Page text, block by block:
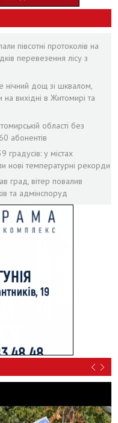
півсотні протоколів на
перевезення лісу з
нічний дощ зі шквалом,
вихідні в Житомирі та
області без
абонентів
градусів: у містах
нові температурні рекорди
град, вітер повалив
та адмінспоруд